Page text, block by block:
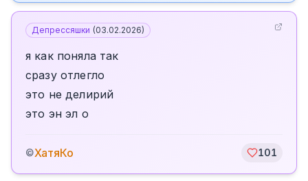
Депрессяшки (03.02.2026)
я как поняла так
сразу отлегло
это не делирий
это эн эл о
©ХатяКо 101